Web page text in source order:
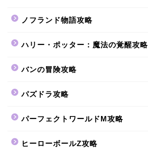
ノフランド物語攻略
ハリー・ポッター：魔法の覚醒攻略
バンの冒険攻略
パズドラ攻略
パーフェクトワールドM攻略
ヒーローボールZ攻略